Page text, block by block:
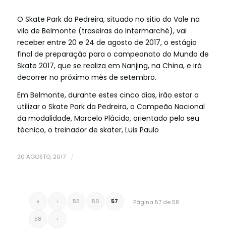
O Skate Park da Pedreira, situado no sitio do Vale na
vila de Belmonte (traseiras do Intermarché), vai
receber entre 20 e 24 de agosto de 2017, o estágio
final de preparação para o campeonato do Mundo de
Skate 2017, que se realiza em Nanjing, na China, e irá
decorrer no próximo mês de setembro.
Em Belmonte, durante estes cinco dias, irão estar a
utilizar o Skate Park da Pedreira, o Campeão Nacional
da modalidade, Marcelo Plácido, orientado pelo seu
técnico, o treinador de skater, Luis Paulo
20 AGOSTO, 2017 /
Página 57 de 58
« ‹ 55 56 57
58 ›